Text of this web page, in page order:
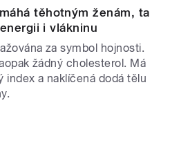
těhotným ženám, ta
i vlákninu
za symbol hojnosti.
žádný cholesterol. Má
index a naklíčená dodá tělu